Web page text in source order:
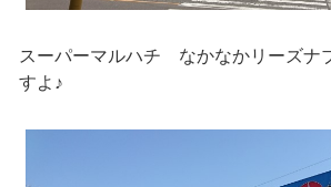
スーパーマルハチ なかなかリーズナ
すよ♪